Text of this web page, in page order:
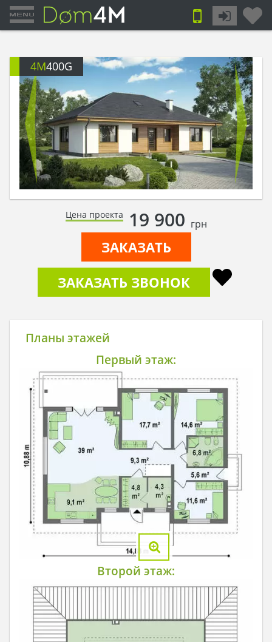
4M400G
Цена проекта 19 900 грн
ЗАКАЗАТЬ
ЗАКАЗАТЬ ЗВОНОК
Планы этажей
Первый этаж:
Второй этаж: